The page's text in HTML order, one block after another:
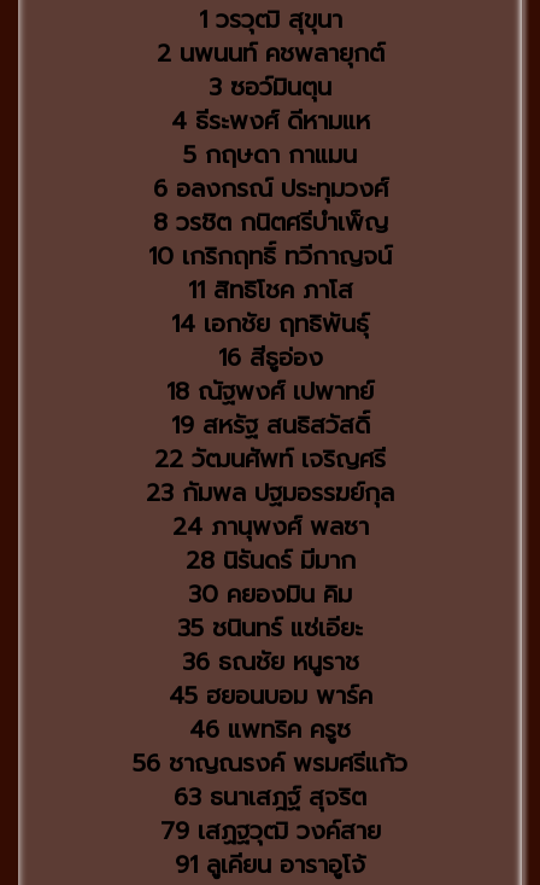
1 วรวุฒิ สุขุนา
2 นพนนท์ คชพลายุกต์
3 ซอว์มินตุน
4 ธีระพงศ์ ดีหามแห
5 กฤษดา กาแมน
6 อลงกรณ์ ประทุมวงศ์
8 วรชิต กนิตศรีบำเพ็ญ
10 เกริกฤทธิ์ ทวีกาญจน์
11 สิทธิโชค ภาโส
14 เอกชัย ฤทธิพันธุ์
16 สีธูอ่อง
18 ณัฐพงศ์ เปพาทย์
19 สหรัฐ สนธิสวัสดิ์
22 วัฒนศัพท์ เจริญศรี
23 กัมพล ปฐมอรรฆย์กุล
24 ภานุพงศ์ พลซา
28 นิรันดร์ มีมาก
30 คยองมิน คิม
35 ชนินทร์ แซ่เอียะ
36 ธณชัย หนูราช
45 ฮยอนบอม พาร์ค
46 แพทริค ครูซ
56 ชาญณรงค์ พรมศรีแก้ว
63 ธนาเสฎฐ์ สุจริต
79 เสฏฐวุฒิ วงค์สาย
91 ลูเคียน อาราอูโจ้